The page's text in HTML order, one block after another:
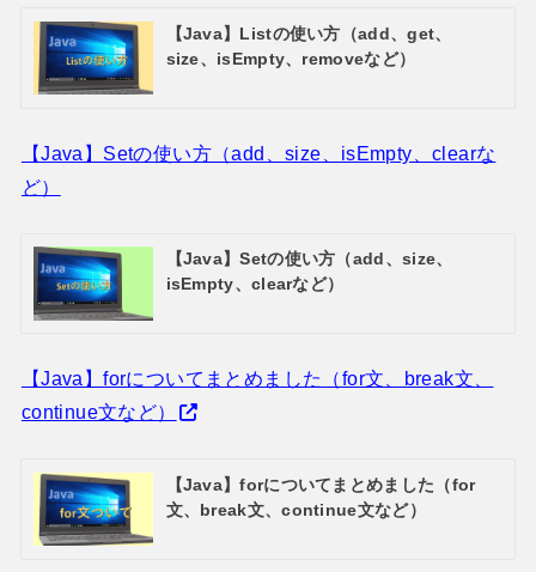
【Java】Listの使い方（add、get、
size、isEmpty、removeなど）
【Java】Setの使い方（add、size、isEmpty、clearな
ど）
【Java】Setの使い方（add、size、
isEmpty、clearなど）
【Java】forについてまとめました（for文、break文、
continue文など）
【Java】forについてまとめました（for
文、break文、continue文など）